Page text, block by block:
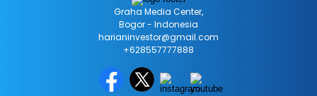
Graha Media Center,
Bogor - Indonesia
harianinvestor@gmail.com
+628557777888